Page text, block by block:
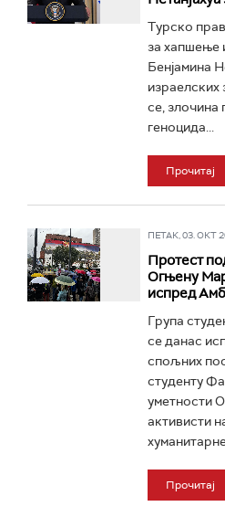
Tурско
за хапшење
Бенјамина
израелских
се, злочина
геноцида...
Прочитај
ПЕТАК, 03. ОКТ
Протест
Огњену
испред
Група
се данас
спољних
студенту
уметности
активисти
Прочитај